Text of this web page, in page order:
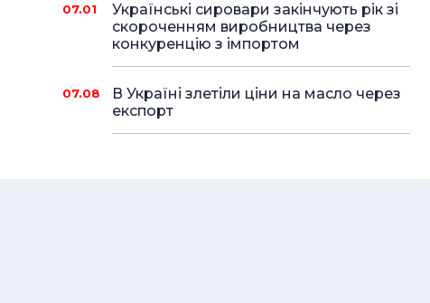
07.01
Українські сировари закінчують рік зі
скороченням виробництва через
конкуренцію з імпортом
07.08
В Україні злетіли ціни на масло через
експорт